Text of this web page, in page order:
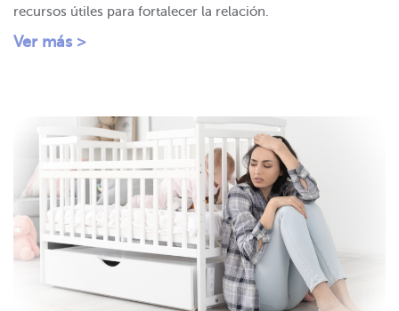
recursos útiles para fortalecer la relación.
Ver más >